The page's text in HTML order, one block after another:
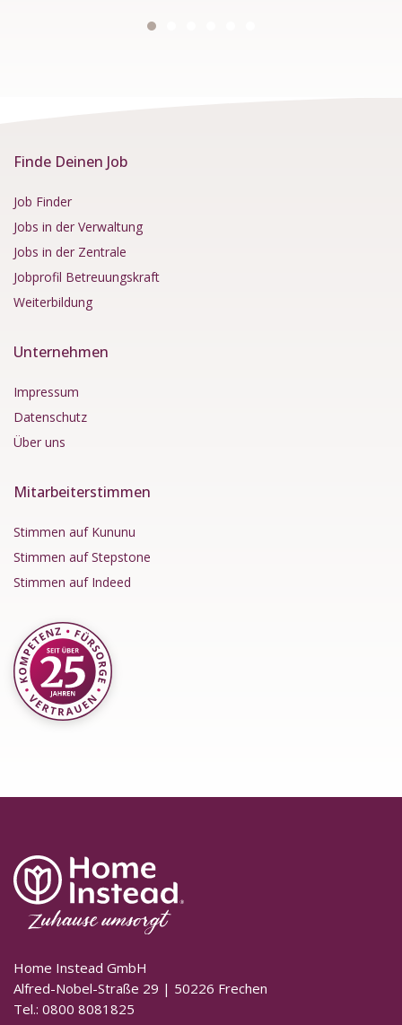
Finde Deinen Job
Job Finder
Jobs in der Verwaltung
Jobs in der Zentrale
Jobprofil Betreuungskraft
Weiterbildung
Unternehmen
Impressum
Datenschutz
Über uns
Mitarbeiterstimmen
Stimmen auf Kununu
Stimmen auf Stepstone
Stimmen auf Indeed
Home Instead GmbH
Alfred-Nobel-Straße 29 | 50226 Frechen
Tel.: 0800 8081825